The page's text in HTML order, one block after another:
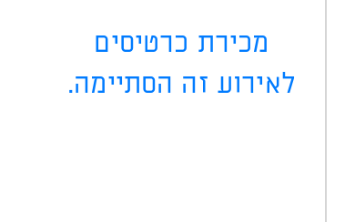
מכירת כרטיסים
לאירוע זה הסתיימה.